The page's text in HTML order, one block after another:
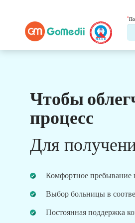
*
Чтобы
процесс
Для
Комфортное пребывание
Выбор больницы в
Постоянная поддержка
Наши преимущества
Лечение после
последующий уход
Получите круглосуточную
Регулярные обновления о ваших